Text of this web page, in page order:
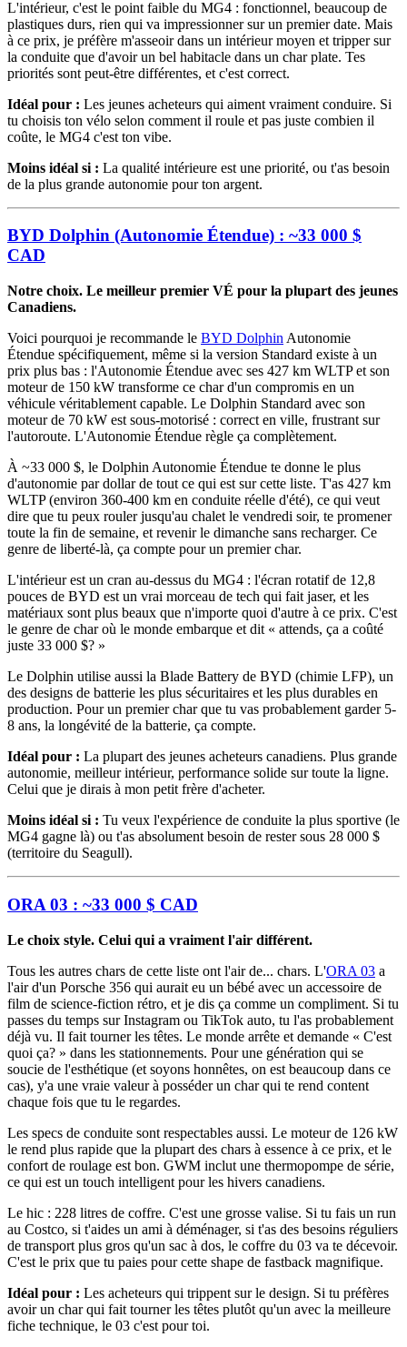
L'intérieur, c'est le point faible du MG4 : fonctionnel, beaucoup de
plastiques durs, rien qui va impressionner sur un premier date. Mais
à ce prix, je préfère m'asseoir dans un intérieur moyen et tripper sur
la conduite que d'avoir un bel habitacle dans un char plate. Tes
priorités sont peut-être différentes, et c'est correct.
Idéal pour : Les jeunes acheteurs qui aiment vraiment conduire. Si
tu choisis ton vélo selon comment il roule et pas juste combien il
coûte, le MG4 c'est ton vibe.
Moins idéal si : La qualité intérieure est une priorité, ou t'as besoin
de la plus grande autonomie pour ton argent.
BYD Dolphin (Autonomie Étendue) : ~33 000 $
CAD
Notre choix. Le meilleur premier VÉ pour la plupart des jeunes
Canadiens.
Voici pourquoi je recommande le BYD Dolphin Autonomie
Étendue spécifiquement, même si la version Standard existe à un
prix plus bas : l'Autonomie Étendue avec ses 427 km WLTP et son
moteur de 150 kW transforme ce char d'un compromis en un
véhicule véritablement capable. Le Dolphin Standard avec son
moteur de 70 kW est sous-motorisé : correct en ville, frustrant sur
l'autoroute. L'Autonomie Étendue règle ça complètement.
À ~33 000 $, le Dolphin Autonomie Étendue te donne le plus
d'autonomie par dollar de tout ce qui est sur cette liste. T'as 427 km
WLTP (environ 360-400 km en conduite réelle d'été), ce qui veut
dire que tu peux rouler jusqu'au chalet le vendredi soir, te promener
toute la fin de semaine, et revenir le dimanche sans recharger. Ce
genre de liberté-là, ça compte pour un premier char.
L'intérieur est un cran au-dessus du MG4 : l'écran rotatif de 12,8
pouces de BYD est un vrai morceau de tech qui fait jaser, et les
matériaux sont plus beaux que n'importe quoi d'autre à ce prix. C'est
le genre de char où le monde embarque et dit « attends, ça a coûté
juste 33 000 $? »
Le Dolphin utilise aussi la Blade Battery de BYD (chimie LFP), un
des designs de batterie les plus sécuritaires et les plus durables en
production. Pour un premier char que tu vas probablement garder 5-
8 ans, la longévité de la batterie, ça compte.
Idéal pour : La plupart des jeunes acheteurs canadiens. Plus grande
autonomie, meilleur intérieur, performance solide sur toute la ligne.
Celui que je dirais à mon petit frère d'acheter.
Moins idéal si : Tu veux l'expérience de conduite la plus sportive (le
MG4 gagne là) ou t'as absolument besoin de rester sous 28 000 $
(territoire du Seagull).
ORA 03 : ~33 000 $ CAD
Le choix style. Celui qui a vraiment l'air différent.
Tous les autres chars de cette liste ont l'air de... chars. L'ORA 03 a
l'air d'un Porsche 356 qui aurait eu un bébé avec un accessoire de
film de science-fiction rétro, et je dis ça comme un compliment. Si tu
passes du temps sur Instagram ou TikTok auto, tu l'as probablement
déjà vu. Il fait tourner les têtes. Le monde arrête et demande « C'est
quoi ça? » dans les stationnements. Pour une génération qui se
soucie de l'esthétique (et soyons honnêtes, on est beaucoup dans ce
cas), y'a une vraie valeur à posséder un char qui te rend content
chaque fois que tu le regardes.
Les specs de conduite sont respectables aussi. Le moteur de 126 kW
le rend plus rapide que la plupart des chars à essence à ce prix, et le
confort de roulage est bon. GWM inclut une thermopompe de série,
ce qui est un touch intelligent pour les hivers canadiens.
Le hic : 228 litres de coffre. C'est une grosse valise. Si tu fais un run
au Costco, si t'aides un ami à déménager, si t'as des besoins réguliers
de transport plus gros qu'un sac à dos, le coffre du 03 va te décevoir.
C'est le prix que tu paies pour cette shape de fastback magnifique.
Idéal pour : Les acheteurs qui trippent sur le design. Si tu préfères
avoir un char qui fait tourner les têtes plutôt qu'un avec la meilleure
fiche technique, le 03 c'est pour toi.